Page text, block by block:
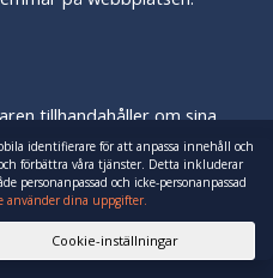
tillhandahåller om sina
till våra partner. Dessa
av avtalet. Dessa
identifierare för att anpassa innehåll och
förbättra våra tjänster. Detta inkluderar
personanpassad och icke-personanpassad
använder dina uppgifter.
Cookie-inställningar